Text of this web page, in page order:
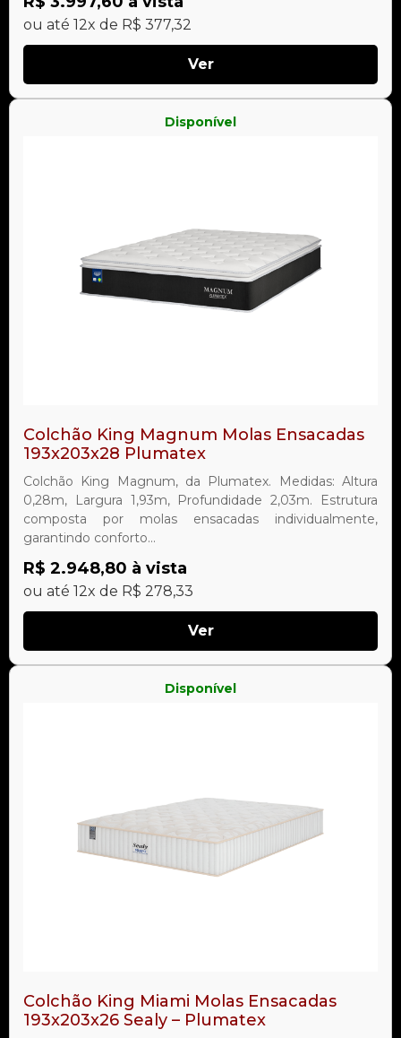
ou até 12x de R$ 377,32
Ver
Disponível
Colchão King Magnum Molas Ensacadas
193x203x28 Plumatex
Colchão King Magnum, da Plumatex. Medidas: Altura
0,28m, Largura 1,93m, Profundidade 2,03m. Estrutura
composta por molas ensacadas individualmente,
garantindo conforto...
R$ 2.948,80 à vista
ou até 12x de R$ 278,33
Ver
Disponível
Colchão King Miami Molas Ensacadas
193x203x26 Sealy – Plumatex